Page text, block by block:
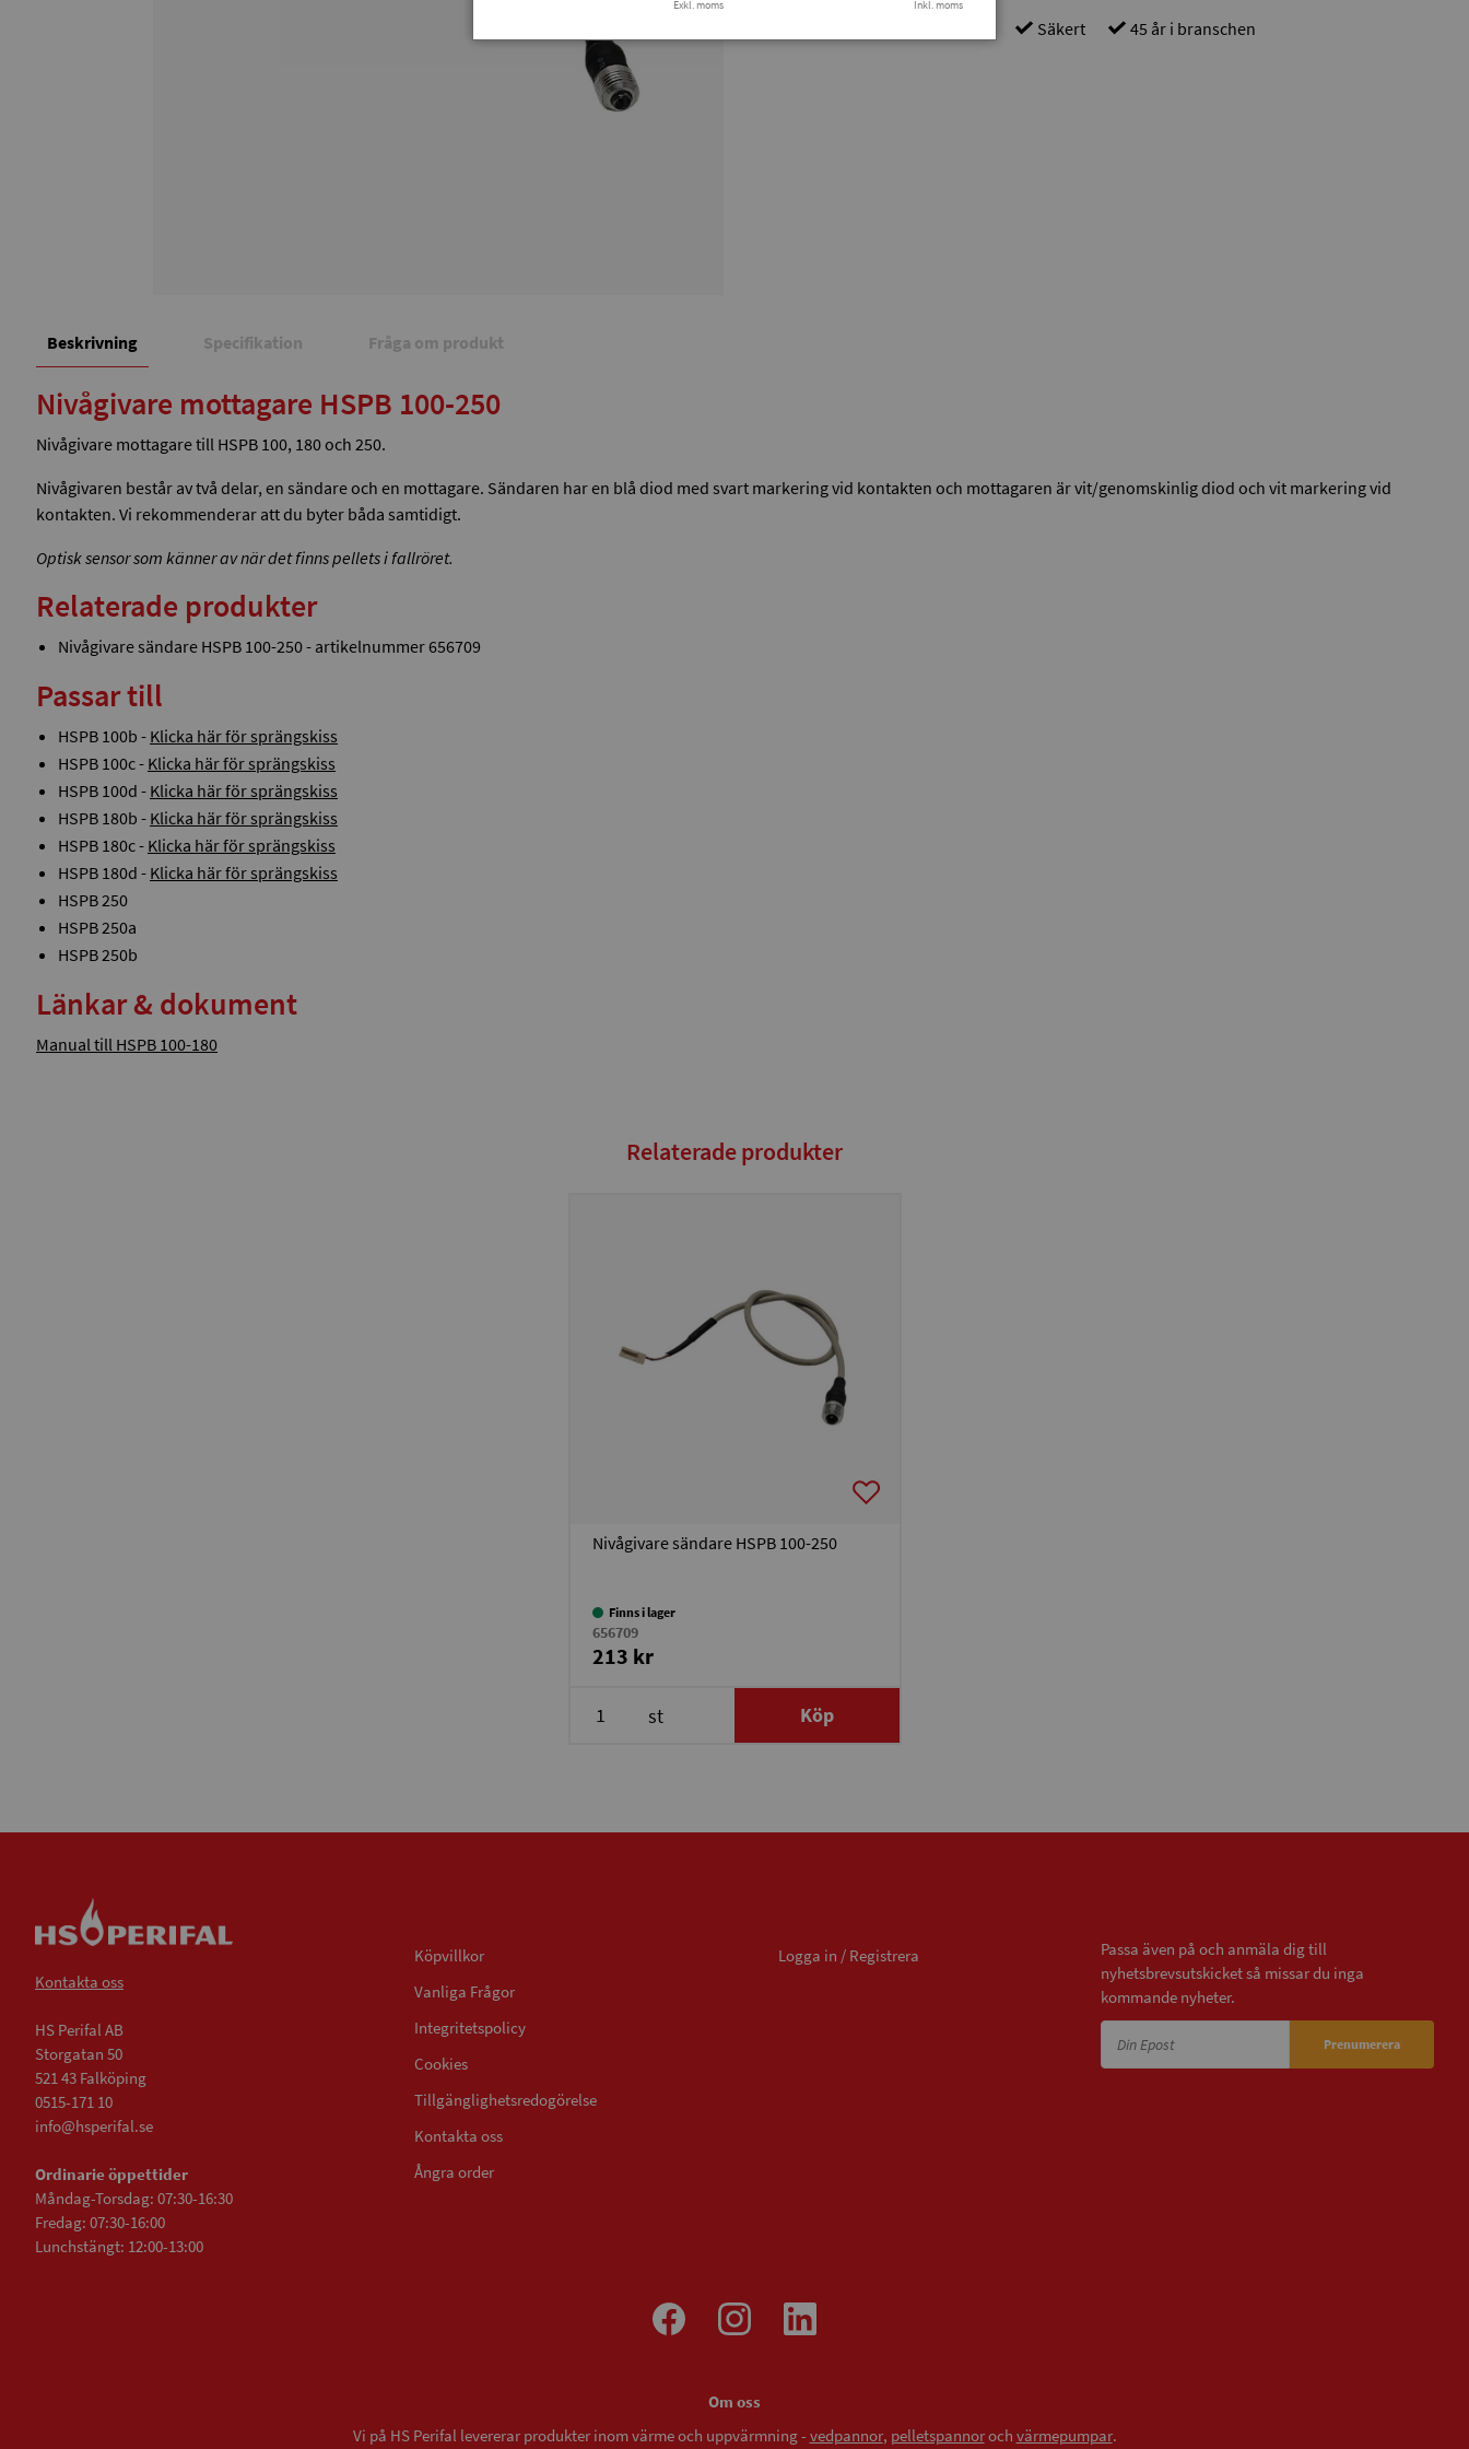
Säkert 45 år i branschen
Beskrivning Specifikation Fråga om produkt
Nivågivare mottagare HSPB 100-250
Nivågivare mottagare till HSPB 100, 180 och 250.
Nivågivaren består av två delar, en sändare och en mottagare. Sändaren har en blå diod med svart markering vid kontakten och mottagaren är vit/genomskinlig diod och vit markering vid
kontakten. Vi rekommenderar att du byter båda samtidigt.
Optisk sensor som känner av när det finns pellets i fallröret.
Relaterade produkter
Nivågivare sändare HSPB 100-250 - artikelnummer 656709
Passar till
HSPB 100b - Klicka här för sprängskiss
HSPB 100c - Klicka här för sprängskiss
HSPB 100d - Klicka här för sprängskiss
HSPB 180b - Klicka här för sprängskiss
HSPB 180c - Klicka här för sprängskiss
HSPB 180d - Klicka här för sprängskiss
HSPB 250
HSPB 250a
HSPB 250b
Länkar & dokument
Manual till HSPB 100-180
Relaterade produkter
Nivågivare sändare HSPB 100-250
Finns i lager
656709
213 kr
st Köp
Kontakta oss
HS Perifal AB
Storgatan 50
521 43 Falköping
0515-171 10
info@hsperifal.se
Ordinarie öppettider
Måndag-Torsdag: 07:30-16:30
Fredag: 07:30-16:00
Lunchstängt: 12:00-13:00
Köpvillkor
Vanliga Frågor
Integritetspolicy
Cookies
Tillgänglighetsredogörelse
Kontakta oss
Ångra order
Logga in / Registrera
Passa även på och anmäla dig till
nyhetsbrevsutskicket så missar du inga
kommande nyheter.
Prenumerera
Om oss
Vi på HS Perifal levererar produkter inom värme och uppvärmning - vedpannor, pelletspannoroch värmepumpar.
Exkl. moms Inkl. moms